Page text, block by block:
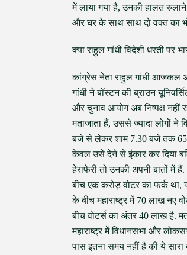
में लाया गया है, उनकी हालत
और घर के साथ साथ दो वक्त का
क्या राहुल गांधी विदेशी धरती पर
कांग्रेस नेता राहुल गांधी आजकल
गांधी ने बॉस्टन की ब्राउन
और चुनाव आयोग अब निष्पक्ष नहीं
मताजाता हैं, उससे ज्यादा लोगों
बजे से लेकर शाम 7.30 बजे तक 65
केवल उसे देने से इंकार कर दिया
हेराफेरी तो उनकी अपनी बातों में
बीच एक करोड़ वोटर का फर्क था,
के बीच महाराष्ट्र में 70 लाख नए
बीच वोटर्स का अंतर 40 लाख है.
महाराष्ट्र में विधानसभा और
पास इतना समय नहीं है की ये